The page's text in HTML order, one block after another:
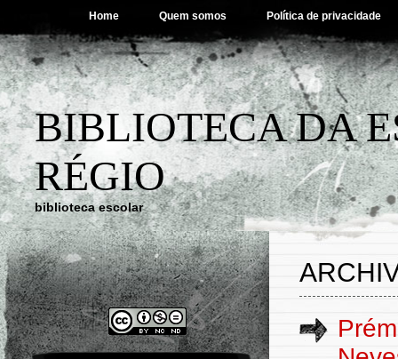
Home Quem somos Política de privacidade
BIBLIOTECA DA
RÉGIO
biblioteca escolar